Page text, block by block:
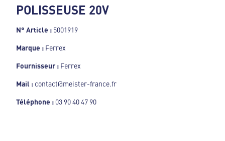
POLISSEUSE 20V
N° Article : 5001919
Marque : Ferrex
Fournisseur : Ferrex
Mail : contact@meister-france.fr
Téléphone : 03 90 40 47 90